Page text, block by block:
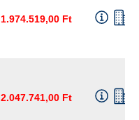
1.974.519,00 Ft
2.047.741,00 Ft